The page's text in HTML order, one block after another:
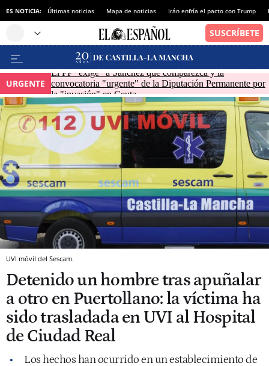
ES NOTICIA: Últimas noticias Mapa de noticias Irán enfría el pacto con Trump
URGENTE
El PP "exige" a Sánchez que comparezca y la
convocatoria "urgente" de la Diputación Permanente por
la "invasión" en Ceuta
UVI móvil del Sescam.
Detenido un hombre tras apuñalar
a otro en Puertollano: la víctima ha
sido trasladada en UVI al Hospital
de Ciudad Real
Los hechos han ocurrido en un establecimiento de